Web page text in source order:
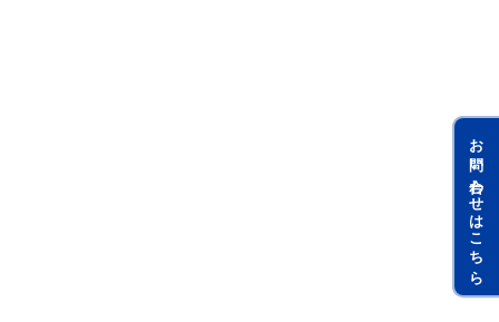
お問い合わせはこちら